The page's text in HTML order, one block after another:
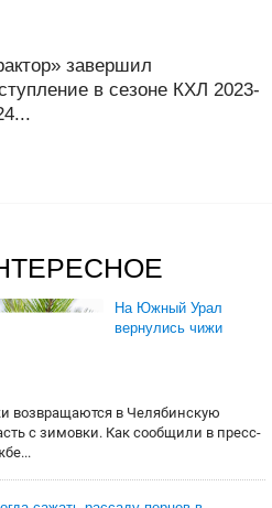
завершил
в сезоне КХЛ 2023-
На Южный Урал
вернулись чижи
возвращаются в Челябинскую
с зимовки. Как сообщили в пресс-